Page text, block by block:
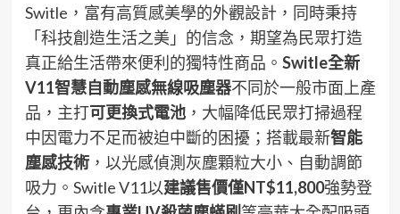
Switle，富有高質感美學的外觀設計，同時秉持
「科技創造生活之美」的信念，期望為民眾打造
真正給生活帶來便利的獨特性商品。 Switle全新
V11智慧自動塵感無線吸塵器不同於一般市面上產
品，主打可更換式電池，大幅降低民眾打掃過程
中因電力不足而被迫中斷的困擾；搭載最新智能
塵感技術，以光感偵測灰塵顆粒大小、自動調節
吸力。Switle V11以建議售價僅NT$11,800強勢登